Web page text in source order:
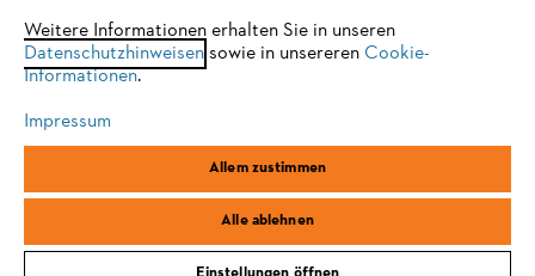
Allgemeine Geschäftsbedingungen
Impressum Cookies Rechtliche Informationen
STIHL Vertriebszentrale AG & Co. KG, D-64807 Dieburg
eine optimale Nutzung unserer Seite empfehlen wir Ihnen, zu
einem der folgenden Browser zu wechseln:
Firefox Chrome
Weitere Informationen erhalten Sie in unseren
Datenschutzhinweisensowie in unsereren Cookie-
Informationen.
Impressum
Allem zustimmen
Alle ablehnen